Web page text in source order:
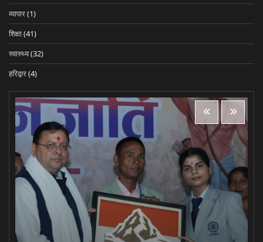
व्यापार(1)
शिक्षा(41)
स्वास्थ्य(32)
हरिद्वार(4)